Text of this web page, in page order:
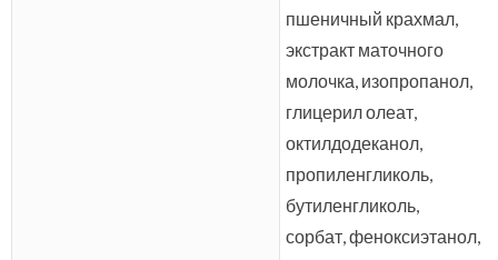
пшеничный крахмал,
экстракт маточного
молочка, изопропанол,
глицерил олеат,
октилдодеканол,
пропиленгликоль,
бутиленгликоль,
сорбат, феноксиэтанол,